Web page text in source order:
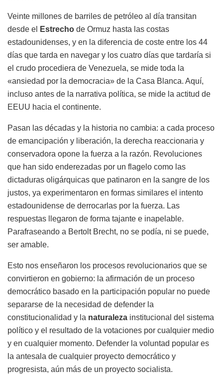
Veinte millones de barriles de petróleo al día transitan
desde el
Estrecho de Ormuz hasta las costas
estadounidenses, y en la diferencia de coste entre los 44
días que tarda en navegar y los cuatro días que tardaría si
el crudo procediera de Venezuela, se mide toda la
«ansiedad por la democracia» de la Casa Blanca. Aquí,
incluso antes de la narrativa política, se mide la actitud de
EEUU hacia el continente.
Pasan las décadas y la historia no cambia: a cada proceso
de emancipación y liberación, la derecha reaccionaria y
conservadora opone la fuerza a la razón. Revoluciones
que han sido enderezadas por un flagelo como las
dictaduras oligárquicas que patinaron en la sangre de los
justos, ya experimentaron en formas similares el intento
estadounidense de derrocarlas por la fuerza. Las
respuestas llegaron de forma tajante e inapelable.
Parafraseando a Bertolt Brecht, no se podía, ni se puede,
ser amable.
Esto nos enseñaron los procesos revolucionarios que se
convirtieron en gobierno: la afirmación de un proceso
democrático basado en la participación popular no puede
separarse de la necesidad de defender la
constitucionalidad y la naturaleza institucional del sistema
político y el resultado de la votaciones por cualquier medio
y en cualquier momento. Defender la voluntad popular es
la antesala de cualquier proyecto democrático y
progresista, aún más de un proyecto socialista.